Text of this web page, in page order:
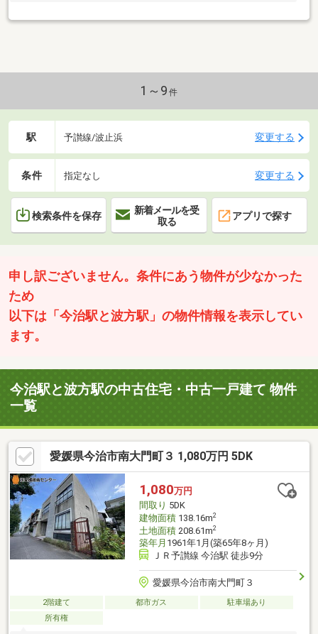
1～9 件
駅 予讃線/波止浜 変更する
条件 指定なし 変更する
検索条件を保存
新着メールを受
取る
アプリで探す
申し訳ございません。条件にあう物件が少なかった
ため
以下は「今治駅と波方駅」の物件情報を表示してい
ます。
今治駅と波方駅の中古住宅・中古一戸建て 物件
一覧
愛媛県今治市南大門町３ 1,080万円 5DK
1,080万円
間取り 5DK
建物面積138.16m2
土地面積208.61m2
築年月 1961年1月(築65年8ヶ月)
ＪＲ予讃線 今治駅 徒歩9分
愛媛県今治市南大門町３
2階建て 都市ガス
駐車場あり
所有権